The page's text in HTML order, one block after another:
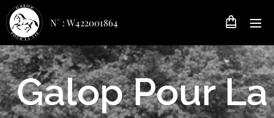
N° : W422001864
Galop Pour La